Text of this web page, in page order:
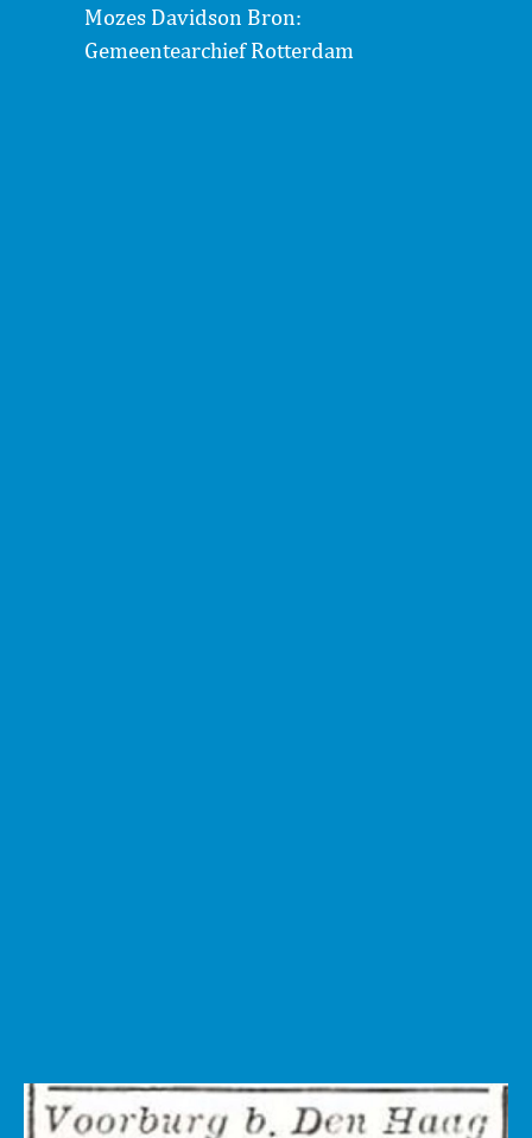
Mozes Davidson Bron:
Gemeentearchief Rotterdam